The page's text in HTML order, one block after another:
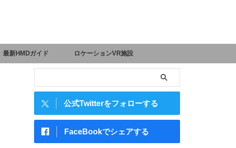
最新HMDガイド ロケーションVR施設
公式Twitterをフォローする
FaceBookでシェアする